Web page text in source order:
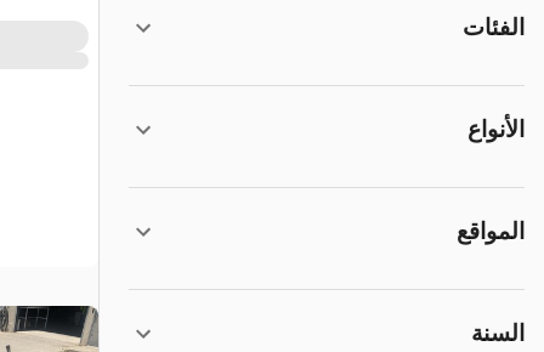
الفئات
الأنواع
المواقع
السنة